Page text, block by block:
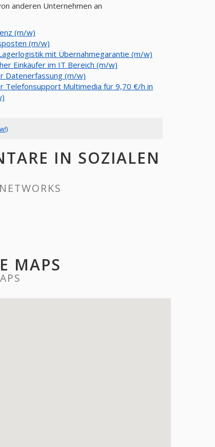
anderen Unternehmen an
(m/w)
(m/w)
mit Übernahmegarantie (m/w)
Einkäufer im IT Bereich (m/w)
Datenerfassung (m/w)
Telefonsupport Multimedia für 9,70 €/h in
IN SOZIALEN
MAPS